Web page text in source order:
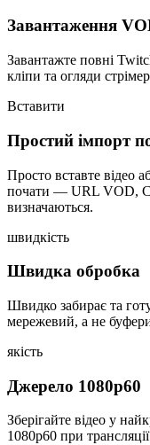
Завантаження
Завантажте повні
кліпи та огляди
Вставити
Простий імпорт
Просто вставте відео
почати — URL VOD,
визначаються.
швидкість
Швидка обробка
Швидко забирає та
мережевий, а не
якість
Джерело 1080p60
Зберігайте відео у
1080p60 при